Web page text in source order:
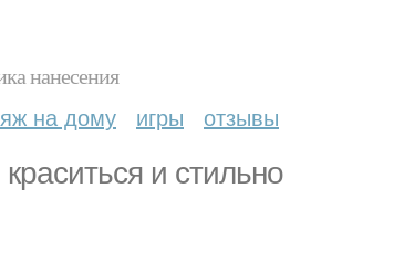
нанесения
на дому игры отзывы
и стильно